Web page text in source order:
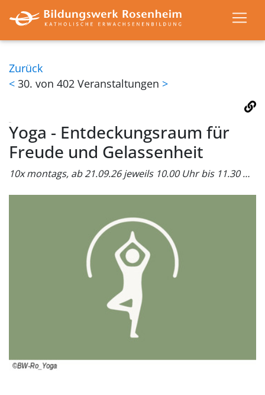
Zurück
< 30. von 402 Veranstaltungen >
Yoga - Entdeckungsraum für
Freude und Gelassenheit
10x montags, ab 21.09.26 jeweils 10.00 Uhr bis 11.30 Uhr